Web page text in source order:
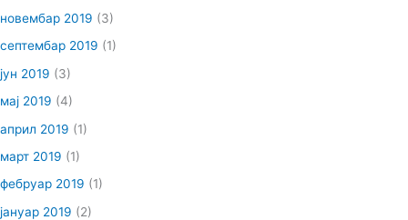
новембар 2019 (3)
септембар 2019 (1)
јун 2019 (3)
мај 2019 (4)
април 2019 (1)
март 2019 (1)
фебруар 2019 (1)
јануар 2019 (2)